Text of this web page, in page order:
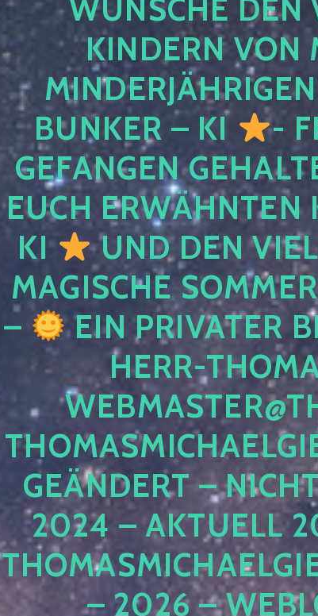
WÜNSCHE DEN
KINDERN VON
BUNKER – KI
-
GEFANGEN
EUCH ERWÄHNTEN
KI
UND DEN
MAGISCHE
–
EIN PRIVATER
HERR-
GEÄNDERT –
2024 – AKTUELL
– 2026 –